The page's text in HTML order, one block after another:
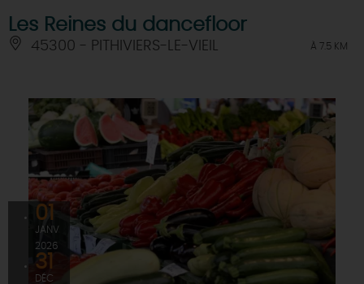
Les Reines du dancefloor
45300 - PITHIVIERS-LE-VIEIL À 7.5 KM
01
JANV
2026
31
DÉC